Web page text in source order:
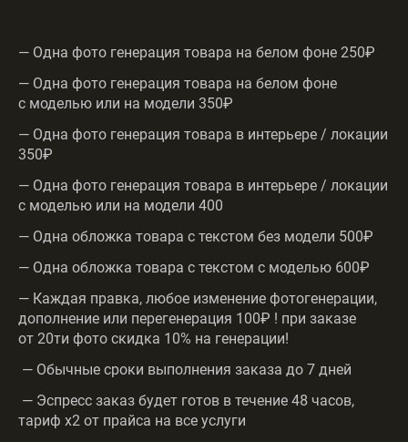
— Одна фото генерация товара на белом фоне 250₽
— Одна фото генерация товара на белом фоне
с моделью или на модели 350₽
— Одна фото генерация товара в интерьере / локации
350₽
— Одна фото генерация товара в интерьере / локации
с моделью или на модели 400
— Одна обложка товара с текстом без модели 500₽
— Одна обложка товара с текстом с моделью 600₽
— Каждая правка, любое изменение фотогенерации,
дополнение или перегенерация 100₽ ! при заказе
от 20ти фото скидка 10% на генерации!
— Обычные сроки выполнения заказа до 7 дней
— Эспресс заказ будет готов в течение 48 часов,
тариф х2 от прайса на все услуги